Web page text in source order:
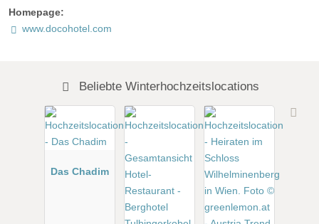
Homepage:
www.docohotel.com
Beliebte Winterhochzeitslocations
Das Chadim